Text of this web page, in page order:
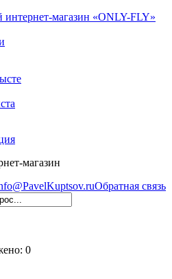
магазин «ONLY-FLY»
магазин
Обратная связь
0